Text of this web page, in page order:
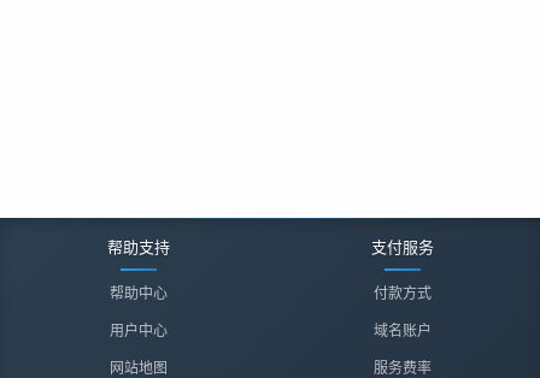
帮助支持
帮助中心
用户中心
网站地图
支付服务
付款方式
域名账户
服务费率